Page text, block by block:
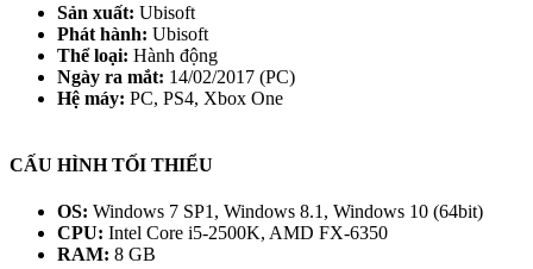
Sản xuất: Ubisoft
Phát hành: Ubisoft
Thể loại: Hành động
Ngày ra mắt: 14/02/2017 (PC)
Hệ máy: PC, PS4, Xbox One
CẤU HÌNH TỐI THIỂU
OS: Windows 7 SP1, Windows 8.1, Windows 10 (64bit)
CPU: Intel Core i5-2500K, AMD FX-6350
RAM: 8 GB